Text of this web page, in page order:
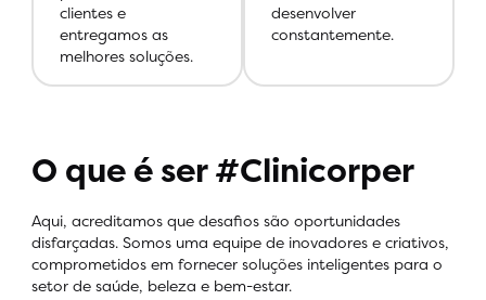
clientes e
entregamos as
melhores soluções.
desenvolver
constantemente.
O que é ser #Clinicorper
Aqui, acreditamos que desafios são oportunidades
disfarçadas. Somos uma equipe de inovadores e criativos,
comprometidos em fornecer soluções inteligentes para o
setor de saúde, beleza e bem-estar.